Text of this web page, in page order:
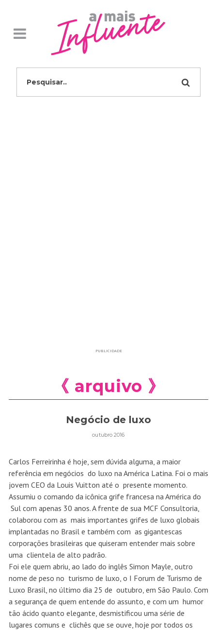
PUBLICIDADE
《 arquivo 》
Negócio de luxo
outubro 2016
Carlos Ferreirinha é hoje, sem dúvida alguma, a maior
referência em negócios do luxo na América Latina. Foi o mais
jovem CEO da Louis Vuitton até o presente momento.
Assumiu o comando da icônica grife francesa na América do
Sul com apenas 30 anos. A frente de sua MCF Consultoria,
colaborou com as mais importantes grifes de luxo globais
implantadas no Brasil e também com as gigantescas
corporações brasileiras que quiseram entender mais sobre
uma clientela de alto padrão.
Foi ele quem abriu, ao lado do inglês Simon Mayle, outro
nome de peso no turismo de luxo, o I Forum de Turismo de
Luxo Brasil, no último dia 25 de outubro, em São Paulo. Com
a segurança de quem entende do assunto, e com um humor
tão ácido quanto elegante, desmistificou uma série de
lugares comuns e clichês que se ouve, hoje por todos os